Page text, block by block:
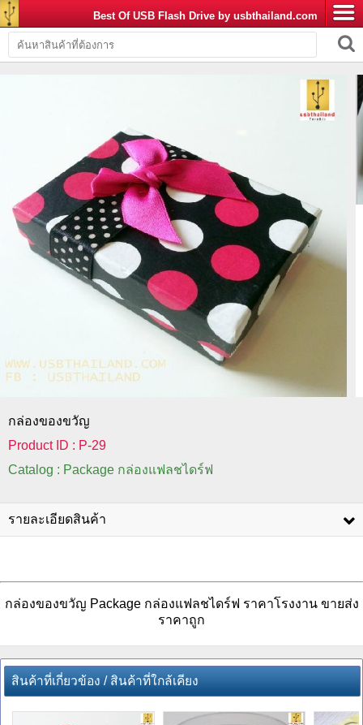
Best Of USB Flash Drive by usbthailand.com
กล่องของขวัญ
Product ID : P-29
Catalog : Package กล่องแฟลชไดร์ฟ
รายละเอียดสินค้า
กล่องของขวัญ Package กล่องแฟลชไดร์ฟ ราคาโรงงาน ขายส่ง
ราคาถูก
สินค้าที่เกี่ยวข้อง / สินค้าที่ใกล้เคียง